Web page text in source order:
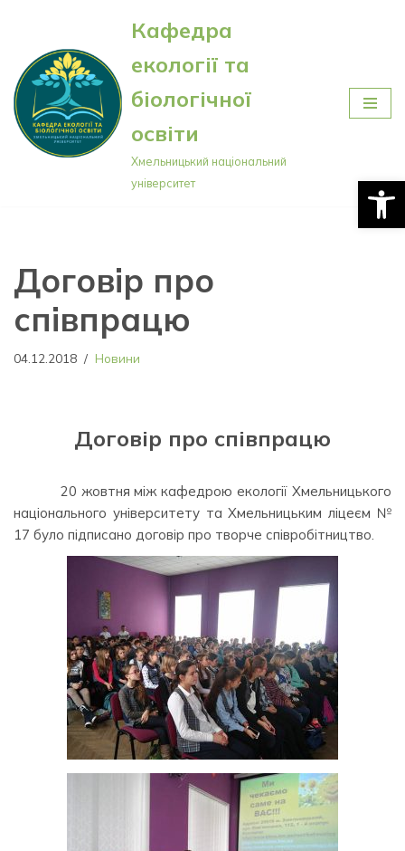
Перейти
до
вмісту
Кафедра
екології та
біологічної
освіти
Хмельницький національний
університет
Договір про
співпрацю
04.12.2018 Новини
Договір про співпрацю
20 жовтня між кафедрою екології Хмельницького
національного університету та Хмельницьким ліцеєм №
17 було підписано договір про творче співробітництво.